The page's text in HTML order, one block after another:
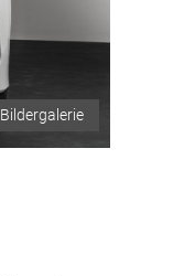
Bildergalerie